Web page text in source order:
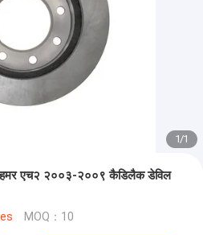
1/1
एच२ २००३-२००९ कैडिलैक डेविल
MOQ：10